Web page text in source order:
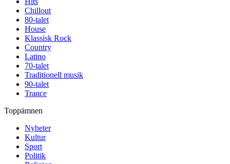
Chillout
80-talet
House
Klassisk Rock
Country
Latino
70-talet
Traditionell musik
90-talet
Trance
Toppämnen
Nyheter
Kultur
Sport
Politik